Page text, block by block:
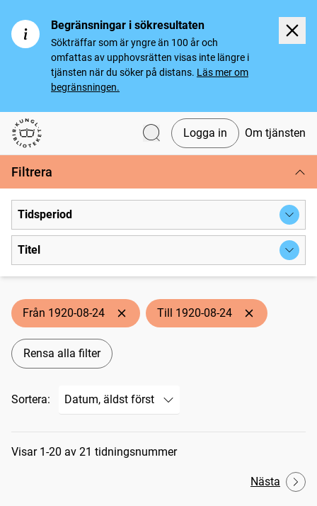
Begränsningar i sökresultaten
Sökträffar som är yngre än 100 år och
omfattas av upphovsrätten visas inte längre i
tjänsten när du söker på distans. Läs mer om
begränsningen.
Svenska tidningar
Logga in Om tjänsten
Filtrera
Tidsperiod
Titel
Från 1920-08-24 Till 1920-08-24
Rensa alla filter
Sortera:
Sökresultat
Visar 1-20 av 21 tidningsnummer
Nästa